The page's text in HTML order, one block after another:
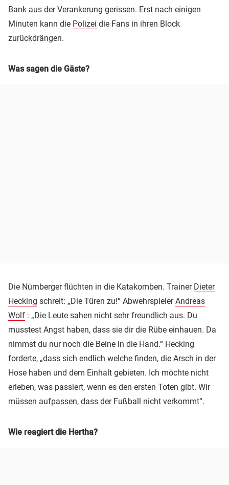
Bank aus der Verankerung gerissen. Erst nach einigen
Minuten kann die Polizei die Fans in ihren Block
zurückdrängen.
Was sagen die Gäste?
Die Nürnberger flüchten in die Katakomben. Trainer Dieter
Hecking schreit: „Die Türen zu!“ AbwehrspielerAndreas
Wolf : „Die Leute sahen nicht sehr freundlich aus. Du
musstest Angst haben, dass sie dir die Rübe einhauen. Da
nimmst du nur noch die Beine in die Hand.“ Hecking
forderte, „dass sich endlich welche finden, die Arsch in der
Hose haben und dem Einhalt gebieten. Ich möchte nicht
erleben, was passiert, wenn es den ersten Toten gibt. Wir
müssen aufpassen, dass der Fußball nicht verkommt“.
Wie reagiert die Hertha?